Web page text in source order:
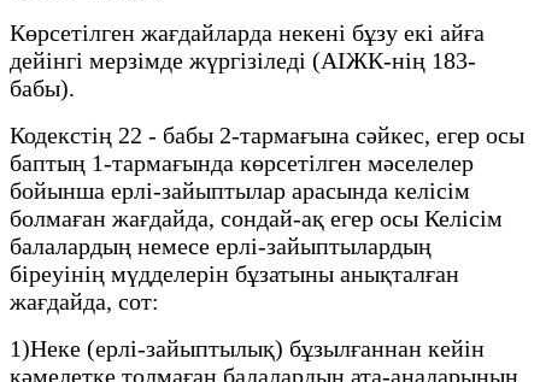
Көрсетілген жағдайларда некені бұзу екі айға
дейінгі мерзімде жүргізіледі (АІЖК-нің 183-
бабы).
Кодекстің 22 - бабы 2-тармағына сәйкес, егер осы
баптың 1-тармағында көрсетілген мәселелер
бойынша ерлі-зайыптылар арасында келісім
болмаған жағдайда, сондай-ақ егер осы Келісім
балалардың немесе ерлі-зайыптылардың
біреуінің мүдделерін бұзатыны анықталған
жағдайда, сот:
1)Неке (ерлі-зайыптылық) бұзылғаннан кейін
кәмелетке толмаған балалардың ата-аналарының